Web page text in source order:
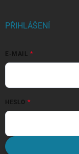
PŘIHLÁŠENÍ
E-MAIL
HESLO